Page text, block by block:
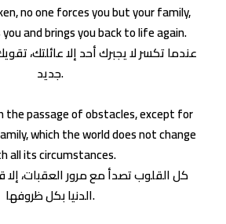
no one forces you but your family,
and brings you back to life again.
عندما تكسر لا يجبرك أحد إلا عائلتك،
جديد.
passage of obstacles, except for
which the world does not change
all its circumstances.
كل القلوب تصدأ مع مرور العقبات، إلا
الدنيا بكل ظروفها.